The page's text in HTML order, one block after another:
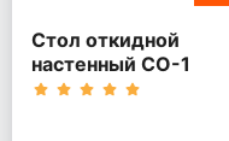
Стол откидной
настенный СО-1
Белый